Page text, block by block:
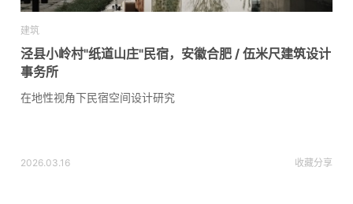
建筑
泾县小岭村"纸道山庄"民宿，安徽合肥 / 伍米尺建筑设计
事务所
在地性视角下民宿空间设计研究
2026.03.16 收藏分享